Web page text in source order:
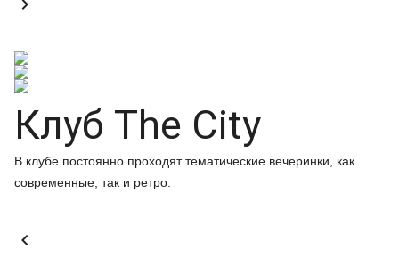

Клуб The City
В клубе постоянно проходят тематические вечеринки, как
современные, так и ретро.
